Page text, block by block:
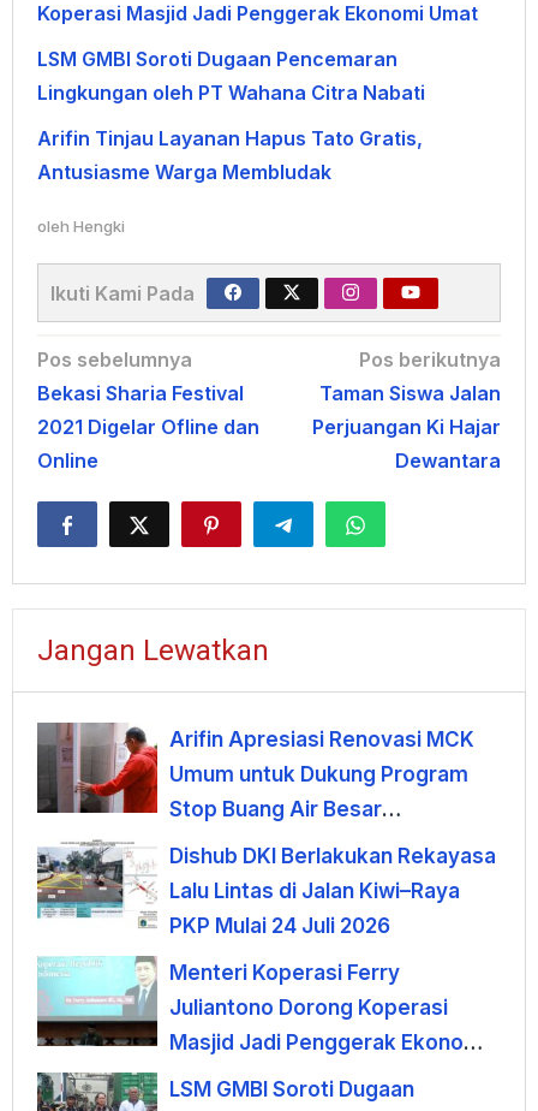
Koperasi Masjid Jadi Penggerak Ekonomi Umat
LSM GMBI Soroti Dugaan Pencemaran
Lingkungan oleh PT Wahana Citra Nabati
Arifin Tinjau Layanan Hapus Tato Gratis,
Antusiasme Warga Membludak
oleh Hengki
Ikuti Kami Pada
Navigasi
pos
Pos sebelumnya
Bekasi Sharia Festival
2021 Digelar Ofline dan
Online
Pos berikutnya
Taman Siswa Jalan
Perjuangan Ki Hajar
Dewantara
Jangan Lewatkan
Arifin Apresiasi Renovasi MCK
Umum untuk Dukung Program
Stop Buang Air Besar
Sembarangan
Dishub DKI Berlakukan Rekayasa
Lalu Lintas di Jalan Kiwi–Raya
PKP Mulai 24 Juli 2026
Menteri Koperasi Ferry
Juliantono Dorong Koperasi
Masjid Jadi Penggerak Ekonomi
Umat
LSM GMBI Soroti Dugaan